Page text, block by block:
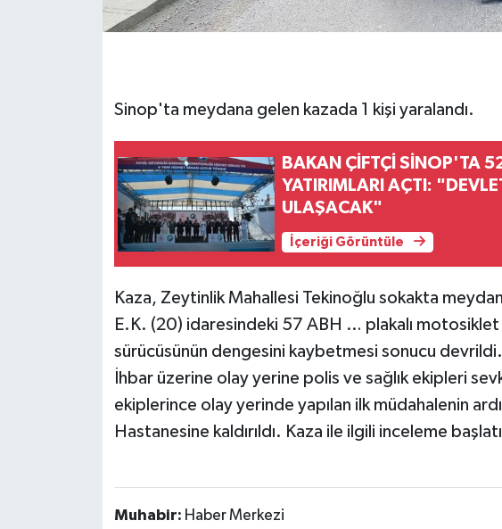
Sinop'ta meydana gelen kazada 1 kişi yaralandı.
BAKAN ÇİFTÇİ SİNOP'TA
YATIRIMLARI AÇTI:
ULAŞACAK"
İçeriği Görüntüle
Kaza, Zeytinlik Mahallesi Tekinoğlu sokakta
E.K. (20) idaresindeki 57 ABH … plakalı motosiklet
sürücüsünün dengesini kaybetmesi sonucu
İhbar üzerine olay yerine polis ve sağlık ekipleri
ekiplerince olay yerinde yapılan ilk müdahalenin
Hastanesine kaldırıldı. Kaza ile ilgili inceleme
Muhabir: Haber Merkezi